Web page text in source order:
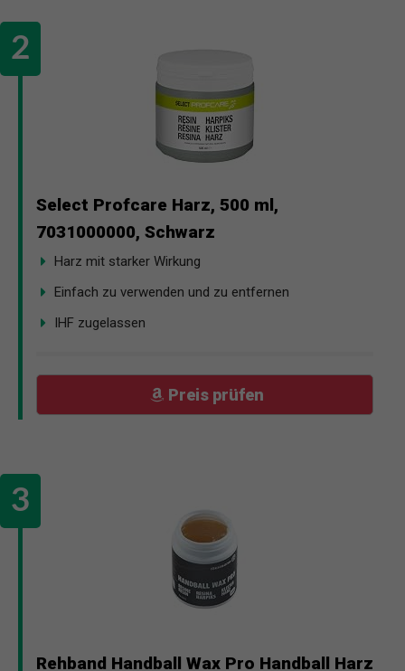
Select Profcare Harz, 500 ml,
7031000000, Schwarz
Harz mit starker Wirkung
Einfach zu verwenden und zu entfernen
IHF zugelassen
Preis prüfen
Rehband Handball Wax Pro Handball Harz